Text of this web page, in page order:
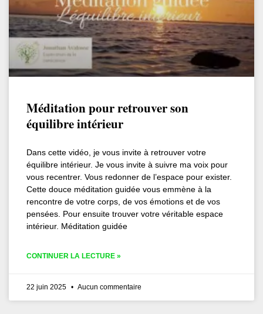
Méditation pour retrouver son
équilibre intérieur
Dans cette vidéo, je vous invite à retrouver votre
équilibre intérieur. Je vous invite à suivre ma voix pour
vous recentrer. Vous redonner de l’espace pour exister.
Cette douce méditation guidée vous emmène à la
rencontre de votre corps, de vos émotions et de vos
pensées. Pour ensuite trouver votre véritable espace
intérieur. Méditation guidée
CONTINUER LA LECTURE »
22 juin 2025 Aucun commentaire